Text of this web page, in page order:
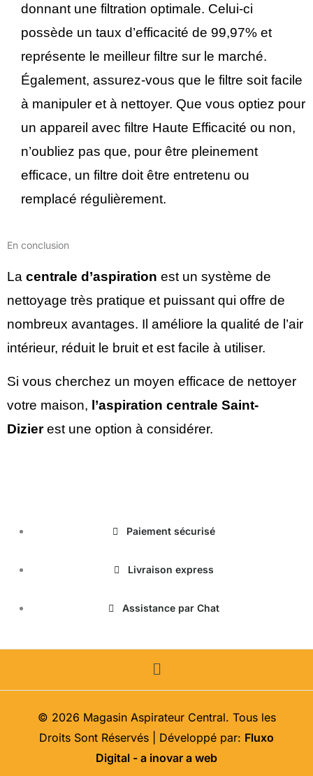
donnant une filtration optimale. Celui-ci
possède un taux d’efficacité de 99,97% et
représente le meilleur filtre sur le marché.
Également, assurez-vous que le filtre soit facile
à manipuler et à nettoyer. Que vous optiez pour
un appareil avec filtre Haute Efficacité ou non,
n’oubliez pas que, pour être pleinement
efficace, un filtre doit être entretenu ou
remplacé régulièrement.
En conclusion
La centrale d’aspiration est un système de
nettoyage très pratique et puissant qui offre de
nombreux avantages. Il améliore la qualité de l’air
intérieur, réduit le bruit et est facile à utiliser.
Si vous cherchez un moyen efficace de nettoyer
votre maison, l’aspiration centrale Saint-
Dizierest une option à considérer.
Paiement sécurisé
Livraison express
Assistance par Chat
Menu
© 2026 Magasin Aspirateur Central. Tous les
Droits Sont Réservés | Développé par: Fluxo
Digital - a inovar a web